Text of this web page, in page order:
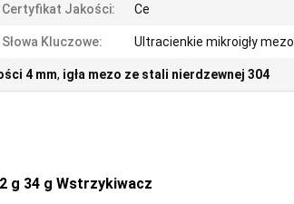
Certyfikat Jakości: Ce
Słowa Kluczowe: Ultracienkie mikroigły mezo
4 mm, igła mezo ze stali nierdzewnej 304
g 34 g Wstrzykiwacz